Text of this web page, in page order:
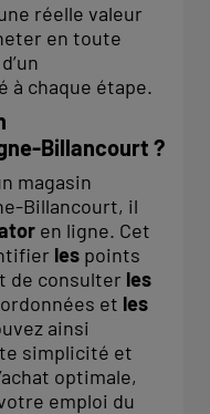
réelle valeur
en toute
à chaque étape.
Billancourt ?
magasin
Billancourt, il
en ligne. Cet
les points
de consulter les
et les
ainsi
simplicité et
optimale,
emploi du